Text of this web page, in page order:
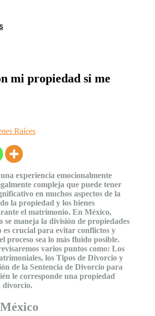
mi propiedad si me
Raíces
experiencia emocionalmente
compleja que puede tener
en muchos aspectos de la
la propiedad y los bienes
el matrimonio. En México,
se maneja la división de propiedades
es crucial para evitar conflictos y
proceso sea lo más fluido posible.
varios puntos como: Los
los Tipos de Divorcio y
de la Sentencia de Divorcio para
le corresponde una propiedad
divorcio.